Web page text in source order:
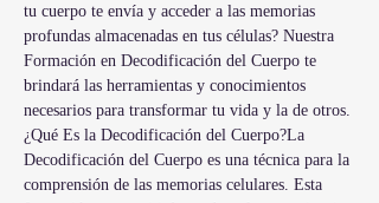
tu cuerpo te envía y acceder a las memorias
profundas almacenadas en tus células? Nuestra
Formación en Decodificación del Cuerpo te
brindará las herramientas y conocimientos
necesarios para transformar tu vida y la de otros.
¿Qué Es la Decodificación del Cuerpo?La
Decodificación del Cuerpo es una técnica para la
comprensión de las memorias celulares. Esta